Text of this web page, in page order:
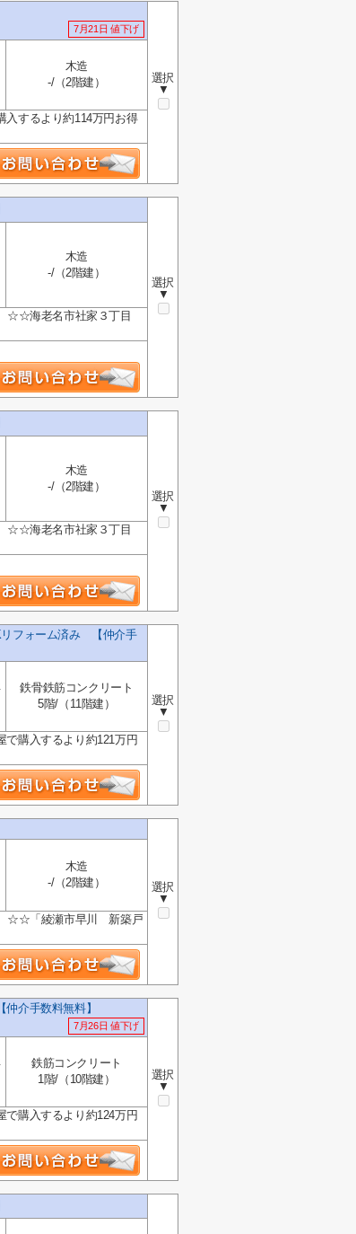
7月21日 値下げ
選択
▼
木造
-/（2階建）
するより約114万円お得
選択
▼
木造
-/（2階建）
☆☆海老名市社家３丁目
選択
▼
木造
-/（2階建）
☆☆海老名市社家３丁目
フォーム済み 【仲介手
選択
▼
鉄骨鉄筋コンクリート
5階/（11階建）
購入するより約121万円
選択
▼
木造
-/（2階建）
☆☆「綾瀬市早川 新築戸
介手数料無料】
7月26日 値下げ
選択
▼
鉄筋コンクリート
1階/（10階建）
購入するより約124万円